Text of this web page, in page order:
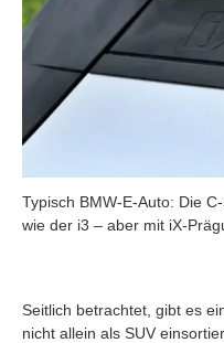
Typisch BMW-E-Auto: Die
wie der i3 – aber mit iX-
Seitlich betrachtet, gibt es
nicht allein als SUV